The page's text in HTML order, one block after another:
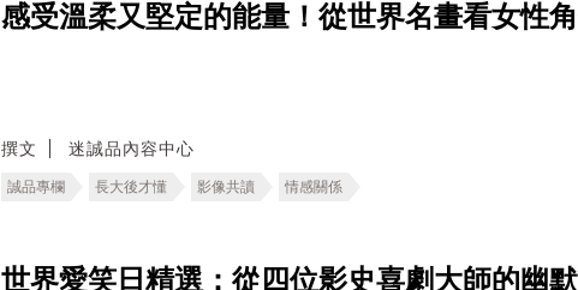
感受溫柔又堅定的能量！從世界名畫看女性
撰文 迷誠品內容中心
誠品專欄 長大後才懂 影像共讀 情感關係
世界愛笑日精選：從四位影史喜劇大師的幽